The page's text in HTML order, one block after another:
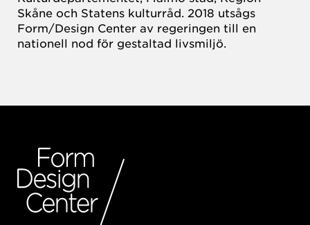
Skåne och Statens kulturråd. 2018 utsågs
Form/Design Center av regeringen till en
nationell nod för gestaltad livsmiljö.